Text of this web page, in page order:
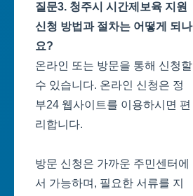
질문3. 청주시 시간제보육 지원
신청 방법과 절차는 어떻게 되나
요?
온라인 또는 방문을 통해 신청할
수 있습니다. 온라인 신청은 정
부24 웹사이트를 이용하시면 편
리합니다.
방문 신청은 가까운 주민센터에
서 가능하며, 필요한 서류를 지